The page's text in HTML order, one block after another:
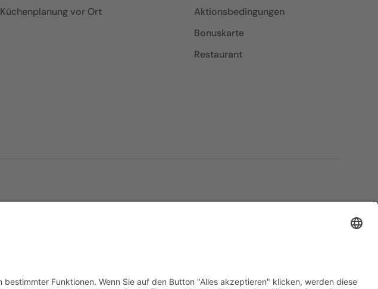
Küchenplanung vor Ort
Aktionsbedingungen
Bonuskarte
Restaurant